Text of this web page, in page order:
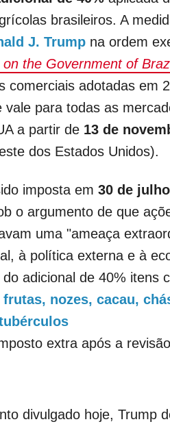
brasileiros. A
J. Trump na ordem
the Government of
comerciais adotadas em
para todas as
a partir de 13 de
dos Estados Unidos).
imposta em 30 de julho
o argumento de que
uma "ameaça
à política externa e à
do adicional de 40% itens
nozes, cacau,
extra após a
divulgado hoje, Trump